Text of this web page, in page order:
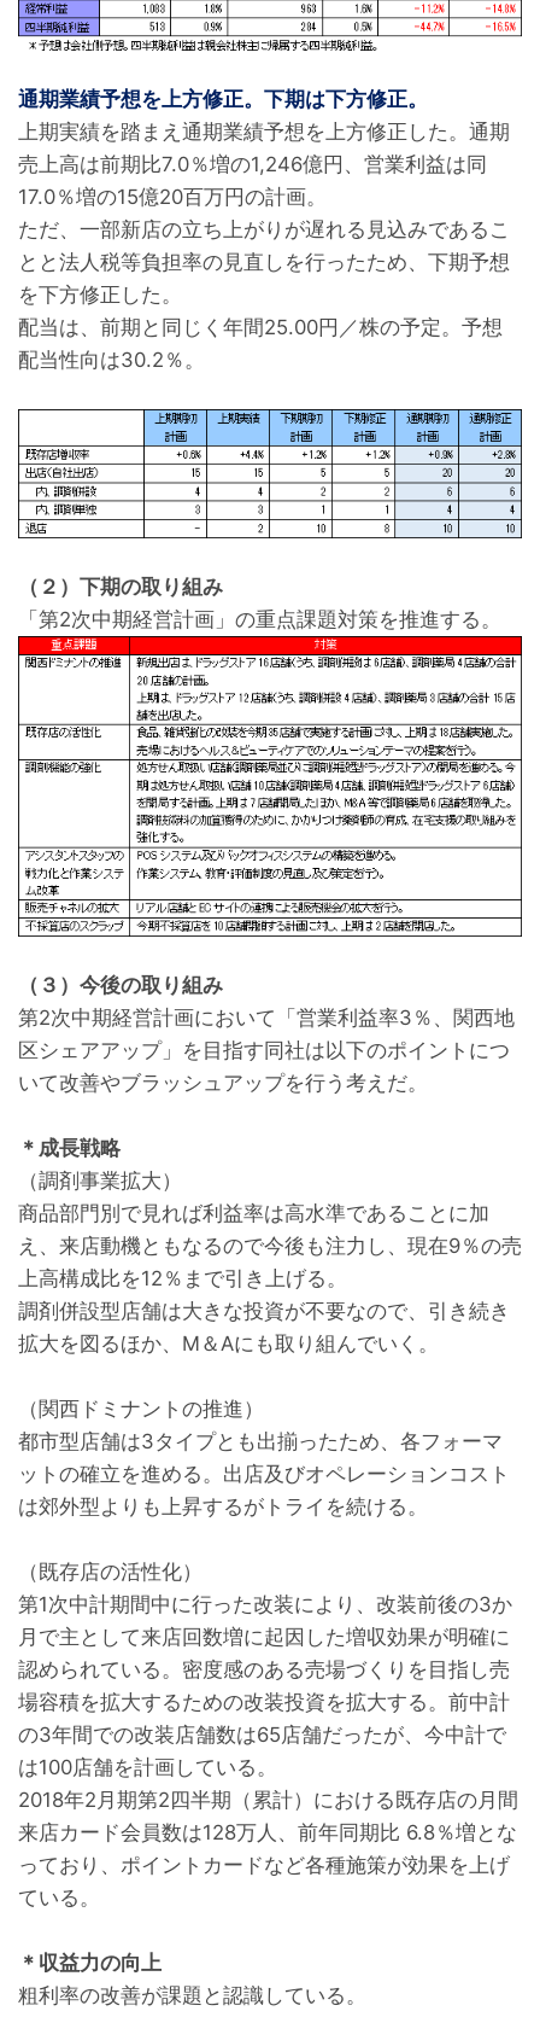
通期業績予想を上方修正。下期は下方修正。
上期実績を踏まえ通期業績予想を上方修正した。通期
売上高は前期比7.0％増の1,246億円、営業利益は同
17.0％増の15億20百万円の計画。
ただ、一部新店の立ち上がりが遅れる見込みであるこ
とと法人税等負担率の見直しを行ったため、下期予想
を下方修正した。
配当は、前期と同じく年間25.00円／株の予定。予想
配当性向は30.2％。
（２）下期の取り組み
「第2次中期経営計画」の重点課題対策を推進する。
（３）今後の取り組み
第2次中期経営計画において「営業利益率3％、関西地
区シェアアップ」を目指す同社は以下のポイントにつ
いて改善やブラッシュアップを行う考えだ。
＊成長戦略
（調剤事業拡大）
商品部門別で見れば利益率は高水準であることに加
え、来店動機ともなるので今後も注力し、現在9％の売
上高構成比を12％まで引き上げる。
調剤併設型店舗は大きな投資が不要なので、引き続き
拡大を図るほか、M＆Aにも取り組んでいく。
（関西ドミナントの推進）
都市型店舗は3タイプとも出揃ったため、各フォーマ
ットの確立を進める。出店及びオペレーションコスト
は郊外型よりも上昇するがトライを続ける。
（既存店の活性化）
第1次中計期間中に行った改装により、改装前後の3か
月で主として来店回数増に起因した増収効果が明確に
認められている。密度感のある売場づくりを目指し売
場容積を拡大するための改装投資を拡大する。前中計
の3年間での改装店舗数は65店舗だったが、今中計で
は100店舗を計画している。
2018年2月期第2四半期（累計）における既存店の月間
来店カード会員数は128万人、前年同期比 6.8％増とな
っており、ポイントカードなど各種施策が効果を上げ
ている。
＊収益力の向上
粗利率の改善が課題と認識している。